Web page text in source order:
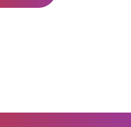
хороший помощник в
вашей